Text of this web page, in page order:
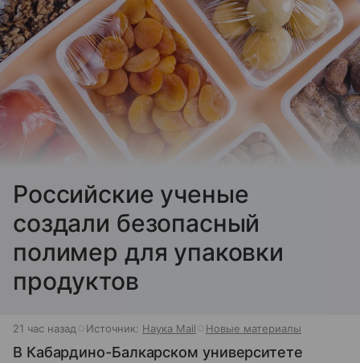
Российские ученые
создали безопасный
полимер для упаковки
продуктов
21 час назад Источник: Наука Mail Новые материалы
В Кабардино-Балкарском университете